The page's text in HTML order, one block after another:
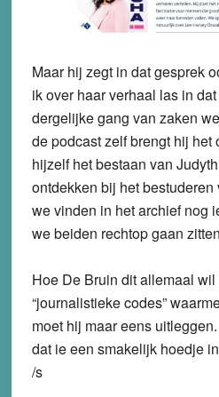
Maar hij zegt in dat gesprek
ik over haar verhaal las in
dergelijke gang van zaken
de podcast zelf brengt hij het
hijzelf het bestaan van
ontdekken bij het bestuderen
we vinden in het archief nog
we beiden rechtop gaan
Hoe De Bruin dit allemaal
“journalistieke codes”
moet hij maar eens
dat ie een smakelijk hoedje
/s